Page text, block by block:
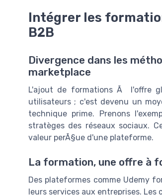
Intégrer les
B2B
Divergence dans les
marketplace
L'ajout de formations Ã l'offre
utilisateurs ; c'est devenu un
technique prime. Prenons
stratèges des réseaux sociaux.
valeur perÃ§ue d'une plateforme.
La formation, une offre à
Des plateformes comme Udemy
leurs services aux entreprises. Les